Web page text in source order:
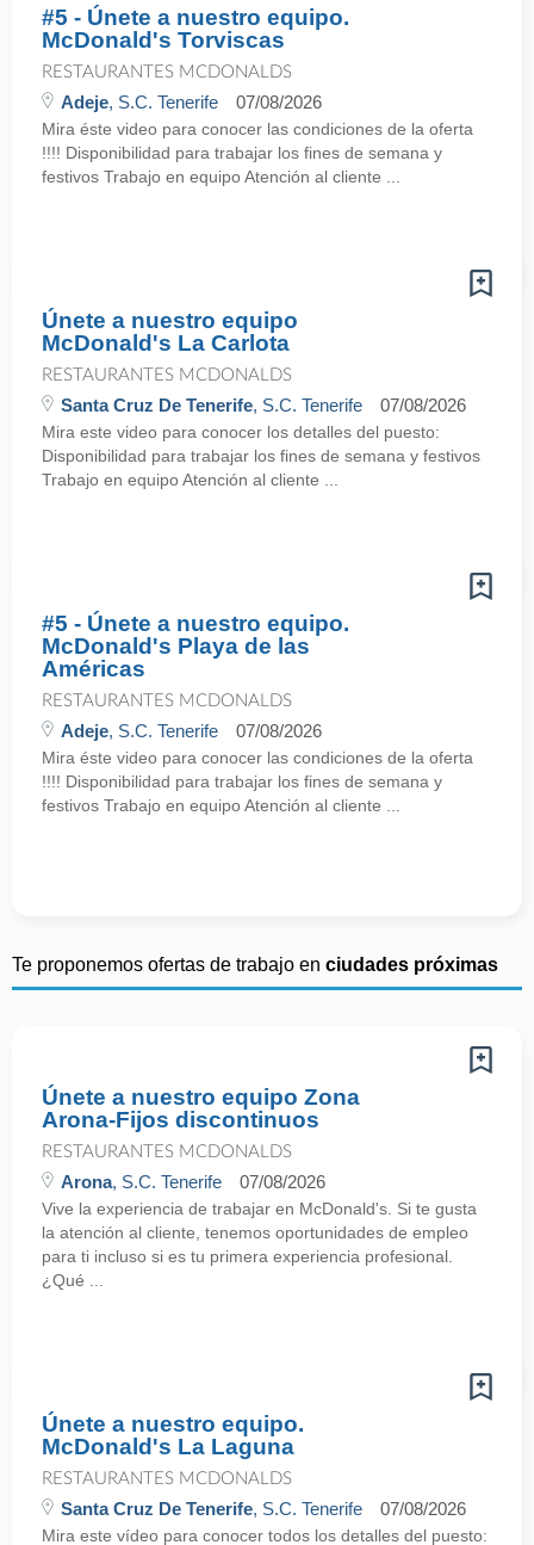
#5 - Únete a nuestro equipo.
McDonald's Torviscas
RESTAURANTES MCDONALDS
Adeje, S.C. Tenerife 07/08/2026
Mira éste video para conocer las condiciones de la oferta
!!!! Disponibilidad para trabajar los fines de semana y
festivos Trabajo en equipo Atención al cliente ...
Únete a nuestro equipo
McDonald's La Carlota
RESTAURANTES MCDONALDS
Santa Cruz De Tenerife, S.C. Tenerife 07/08/2026
Mira este video para conocer los detalles del puesto:
Disponibilidad para trabajar los fines de semana y festivos
Trabajo en equipo Atención al cliente ...
#5 - Únete a nuestro equipo.
McDonald's Playa de las
Américas
RESTAURANTES MCDONALDS
Adeje, S.C. Tenerife 07/08/2026
Mira éste video para conocer las condiciones de la oferta
!!!! Disponibilidad para trabajar los fines de semana y
festivos Trabajo en equipo Atención al cliente ...
Te proponemos ofertas de trabajo en ciudades próximas
Únete a nuestro equipo Zona
Arona-Fijos discontinuos
RESTAURANTES MCDONALDS
Arona, S.C. Tenerife 07/08/2026
Vive la experiencia de trabajar en McDonald's. Si te gusta
la atención al cliente, tenemos oportunidades de empleo
para ti incluso si es tu primera experiencia profesional.
¿Qué ...
Únete a nuestro equipo.
McDonald's La Laguna
RESTAURANTES MCDONALDS
Santa Cruz De Tenerife, S.C. Tenerife 07/08/2026
Mira este vídeo para conocer todos los detalles del puesto: